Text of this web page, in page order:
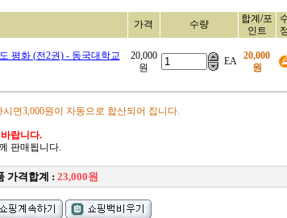
가격 수량
합계/포
인트
평화 (전2권) - 동국대학교
20,000
원
EA
20,000
원
면3,000원이 자동으로 합산되어 집니다.
랍니다.
판매됩니다.
가격합계 : 23,000원